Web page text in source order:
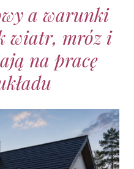
a warunki
wiatr, mróz i
na pracę